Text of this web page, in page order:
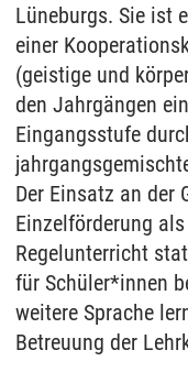
Lüneburgs. Sie ist
einer
(geistige und
den Jahrgängen
Eingangsstufe
Der Einsatz an der
Einzelförderung
Regelunterricht
für Schüler*innen
weitere Sprache
Betreuung der